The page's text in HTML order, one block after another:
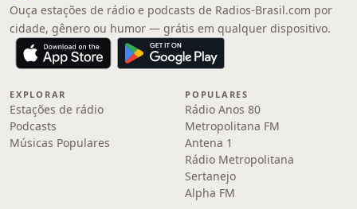
Ouça estações de rádio e podcasts de Radios-Brasil.com por
cidade, gênero ou humor — grátis em qualquer dispositivo.
EXPLORAR
Estações de rádio
Podcasts
Músicas Populares
POPULARES
Rádio Anos 80
Metropolitana FM
Antena 1
Rádio Metropolitana
Sertanejo
Alpha FM